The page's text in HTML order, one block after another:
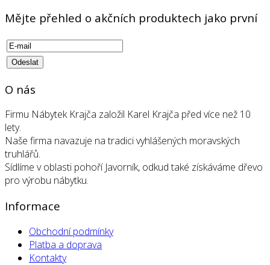
Mějte přehled o akčních produktech jako první
O nás
Firmu Nábytek Krajča založil Karel Krajča před více než 10
lety.
Naše firma navazuje na tradici vyhlášených moravských
truhlářů.
Sídlíme v oblasti pohoří Javorník, odkud také získáváme dřevo
pro výrobu nábytku.
Informace
Obchodní podmínky
Platba a doprava
Kontakty